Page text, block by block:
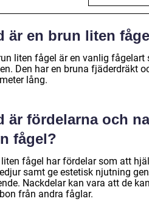
är en brun liten
liten fågel är en vanlig
Den har en bruna fjäderdräkt
lång.
är fördelarna och
fågel?
fågel har fördelar som att
samt ge estetisk njutning
Nackdelar kan vara att de
från andra fåglar.